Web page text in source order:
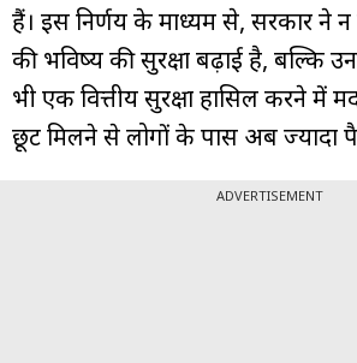
हैं। इस निर्णय के माध्यम से, सरकार ने न
की भविष्य की सुरक्षा बढ़ाई है, बल्कि
भी एक वित्तीय सुरक्षा हासिल करने में
छूट मिलने से लोगों के पास अब ज्यादा
ADVERTISEMENT